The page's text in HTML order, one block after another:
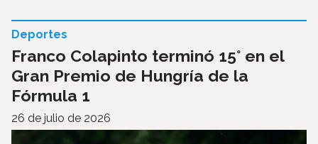
Franco Colapinto terminó 15° en el
Gran Premio de Hungría de la
Fórmula 1
Deportes
26 de julio de 2026